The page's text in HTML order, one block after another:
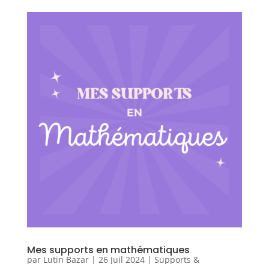
Mes supports en mathématiques
par Lutin Bazar| 26 Juil 2024| Supports &